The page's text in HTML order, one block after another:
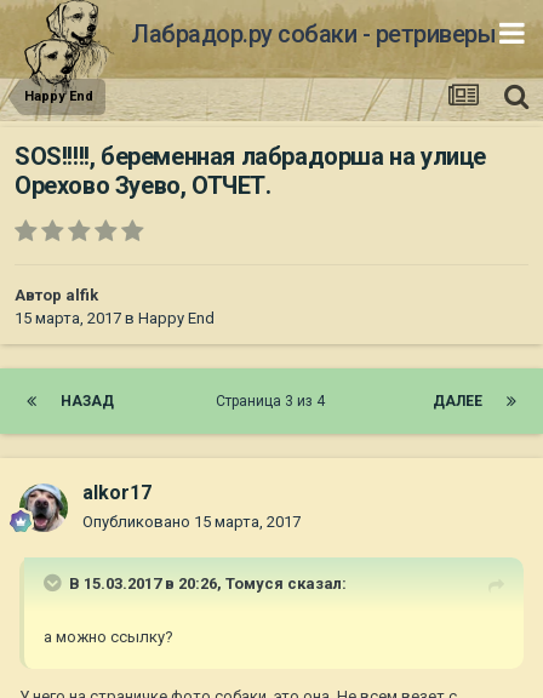
Лабрадор.ру собаки - ретриверы
Happy End
SOS!!!!!, беременная лабрадорша на улице
Орехово Зуево, ОТЧЕТ.
Автор alfik
15 марта, 2017 в Happy End
НАЗАД ДАЛЕЕ
Страница 3 из 4
alkor17
Опубликовано 15 марта, 2017
В 15.03.2017 в 20:26, Томуся сказал:
а можно ссылку?